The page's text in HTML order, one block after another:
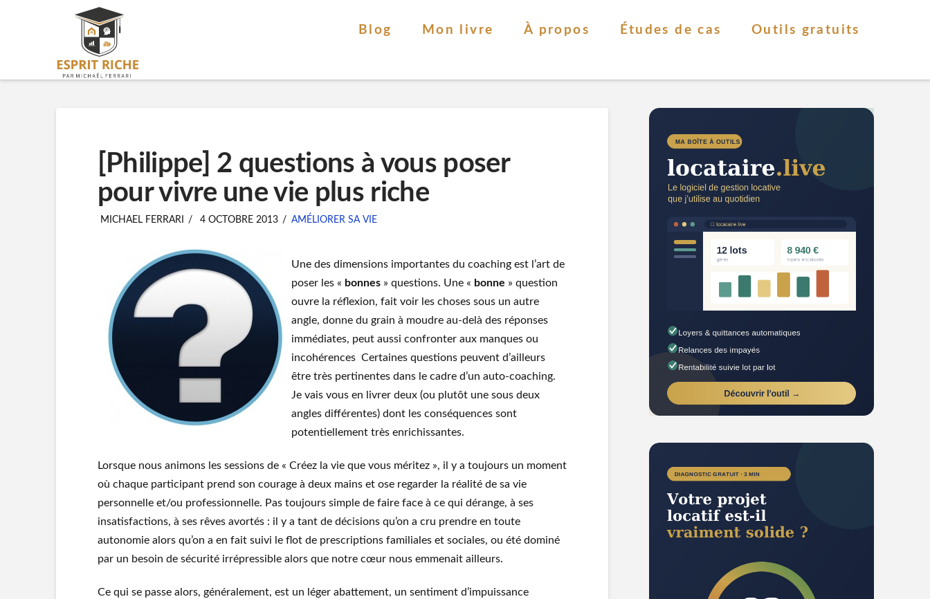
Blog Mon livre À propos Études de cas Outils gratuits
[Philippe] 2 questions à vous poser
pour vivre une vie plus riche
MICHAEL FERRARI 4 OCTOBRE 2013 AMÉLIORER SA VIE
Une des dimensions importantes du coaching est l’art de
poser les « bonnes » questions. Une « bonne » question
ouvre la réflexion, fait voir les choses sous un autre
angle, donne du grain à moudre au-delà des réponses
immédiates, peut aussi confronter aux manques ou
incohérences Certaines questions peuvent d’ailleurs
être très pertinentes dans le cadre d’un auto-coaching.
Je vais vous en livrer deux (ou plutôt une sous deux
angles différentes) dont les conséquences sont
potentiellement très enrichissantes.
Lorsque nous animons les sessions de « Créez la vie que vous méritez », il y a toujours un moment
où chaque participant prend son courage à deux mains et ose regarder la réalité de sa vie
personnelle et/ou professionnelle. Pas toujours simple de faire face à ce qui dérange, à ses
insatisfactions, à ses rêves avortés : il y a tant de décisions qu’on a cru prendre en toute
autonomie alors qu’on a en fait suivi le flot de prescriptions familiales et sociales, ou été dominé
par un besoin de sécurité irrépressible alors que notre cœur nous emmenait ailleurs.
Ce qui se passe alors, généralement, est un léger abattement, un sentiment d’impuissance